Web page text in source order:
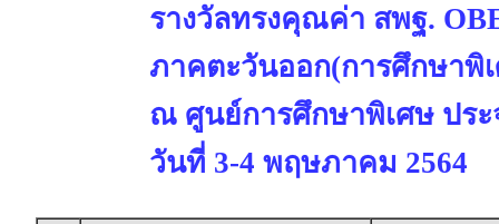
รางวัลทรงคุณค่า สพฐ.
ภาคตะวันออก(การศึกษาพิ
ณ ศูนย์การศึกษาพิเศษ ประ
วันที่ 3-4 พฤษภาคม 2564